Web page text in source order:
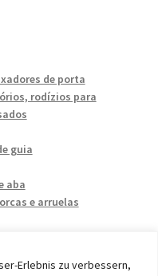
Erlebnis zu verbessern,
de porta
rodízios para
guia
aba
e arruelas